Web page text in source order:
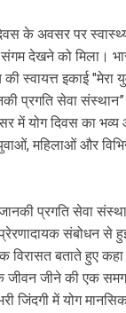
दिवस के अवसर पर
संगम देखने को मिला।
स्वायत्त इकाई "मेरा
प्रगति सेवा
में योग दिवस का
महिलाओं और
प्रगति सेवा
संबोधन से
विरासत बताते हुए
जीवन जीने की एक
जिंदगी में योग